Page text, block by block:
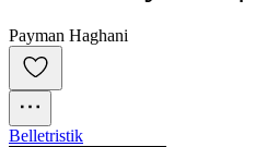
Payman Haghani
Belletristik